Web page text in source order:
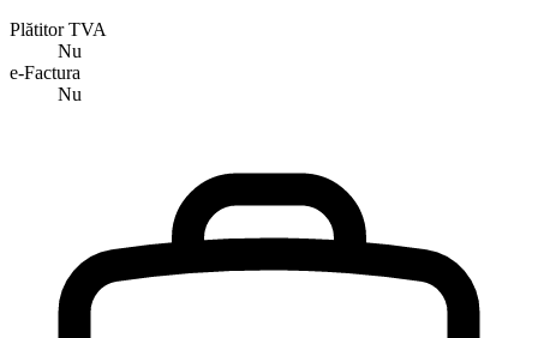
Plătitor TVA
Nu
e-Factura
Nu